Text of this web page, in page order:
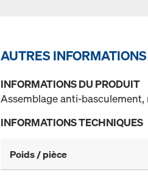
AUTRES INFORMATIONS
INFORMATIONS DU PRODUIT
Assemblage anti-basculement,
INFORMATIONS TECHNIQUES
Poids / pièce